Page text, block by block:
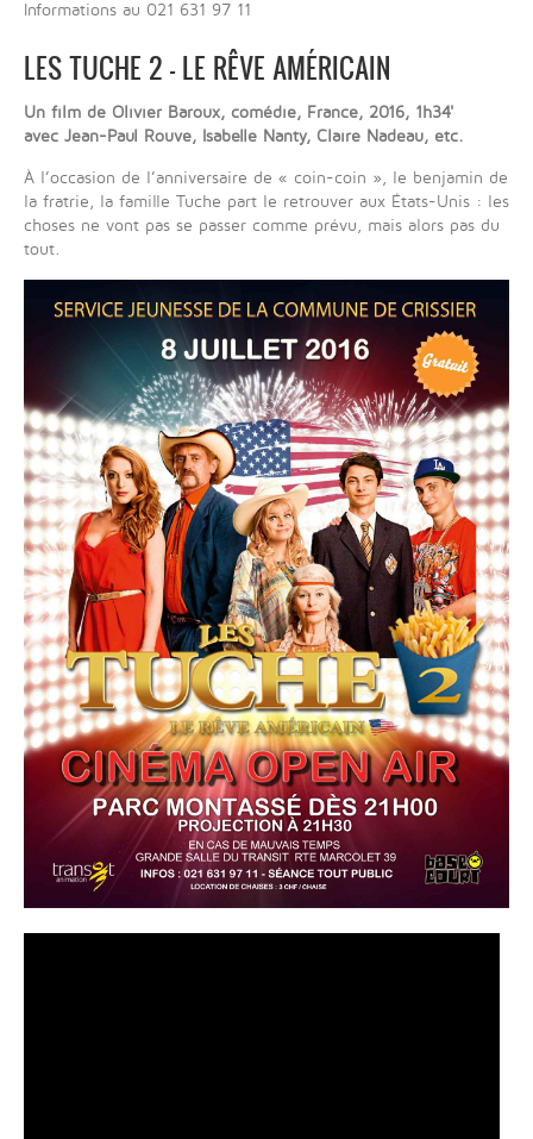
Informations au 021 631 97 11
LES TUCHE 2 - LE RÊVE AMÉRICAIN
Un film de Olivier Baroux, comédie, France, 2016, 1h34'
avec Jean-Paul Rouve, Isabelle Nanty, Claire Nadeau, etc.
À l’occasion de l’anniversaire de « coin-coin », le benjamin de
la fratrie, la famille Tuche part le retrouver aux États-Unis : les
choses ne vont pas se passer comme prévu, mais alors pas du
tout.